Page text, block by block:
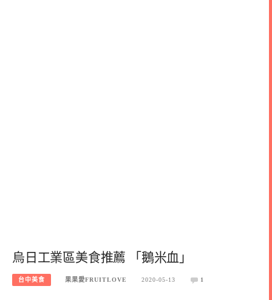
烏日工業區美食推薦 「鵝米血」
台中美食 果果愛FRUITLOVE 2020-05-13 1